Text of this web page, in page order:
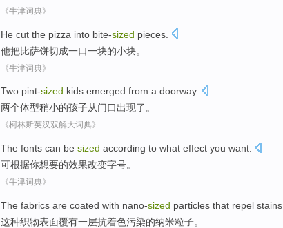
《牛津词典》
He cut the pizza into bite-sized pieces
他把比萨饼切成一口一块的小块。
《牛津词典》
Two pint-sized kids emerged from a doorway.
两个体型稍小的孩子从门口出现了。
《柯林斯英汉双解大词典》
The fonts can be sized according to what effect you want
可根据你想要的效果改变字号。
《牛津词典》
The fabrics are coated with nano-sized particles that repel stains.
这种织物表面覆有一层抗着色污染的纳米粒子。